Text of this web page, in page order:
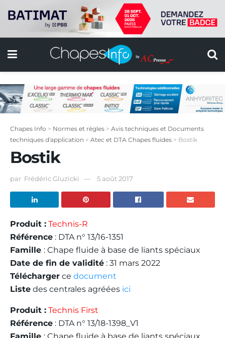
Chapes Info > Normes et règles > Avis techniques et Documents
techniques d'application > Atec et DTA Chapes fluides > Bostik
Bostik
par Frédéric Gluzicki 5 août 2017
Produit : Technis-R
Référence : DTA n° 13/16-1351
Famille : Chape fluide à base de liants spéciaux
Date de fin de validité : 31 mars 2022
Télécharger ce document
Liste des centrales agréées ici
Produit : Technis First
Référence : DTA n° 13/18-1398_V1
Famille : Chape fluide à base de liants spéciaux